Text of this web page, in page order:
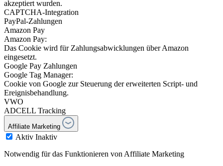
akzeptiert wurden.
CAPTCHA-Integration
PayPal-Zahlungen
Amazon Pay
Amazon Pay:
Das Cookie wird für Zahlungsabwicklungen über Amazon
eingesetzt.
Google Pay Zahlungen
Google Tag Manager:
Cookie von Google zur Steuerung der erweiterten Script- und
Ereignisbehandlung.
VWO
ADCELL Tracking
Affiliate Marketing
Aktiv Inaktiv
Notwendig für das Funktionieren von Affiliate Marketing